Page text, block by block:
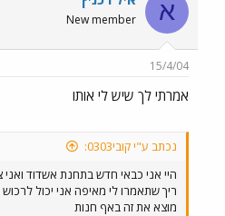
א New member
15/4/04
אמרתי לך שיש לי אותו
נכתב ע"י קובי0303:
היי אני כבאי חדש בתחנת אשדוד ואני
ריך שתאמרו לי מאיפה אני יכול
מוצא את זה באף חנות